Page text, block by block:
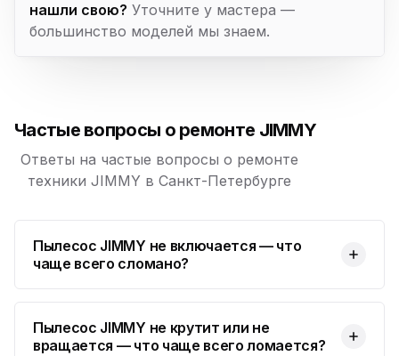
нашли свою? Уточните у мастера —
большинство моделей мы знаем.
Частые вопросы о ремонте JIMMY
Ответы на частые вопросы о ремонте
техники JIMMY в Санкт-Петербурге
Пылесос JIMMY не включается — что
чаще всего сломано?
Пылесос JIMMY не крутит или не
вращается — что чаще всего ломается?